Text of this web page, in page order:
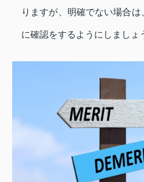
りますが、明確でない場合
に確認をするようにしましょ